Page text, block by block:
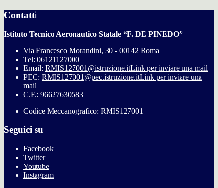
Contatti
Istituto Tecnico Aeronautico Statale “F. DE PINEDO”
Via Francesco Morandini, 30 - 00142 Roma
Tel: 06121127000
Email: RMIS127001@istruzione.itLink per inviare una mail
PEC: RMIS127001@pec.istruzione.itLink per inviare una
mail
C.F.: 96627630583
Codice Meccanografico: RMIS127001
Seguici su
Facebook
Twitter
Youtube
Instagram